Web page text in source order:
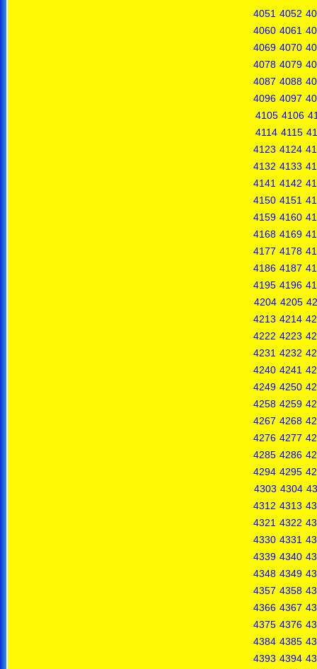
4051 4052
4060 4061
4069 4070
4078 4079
4087 4088
4096 4097
4105 4106
4114 4115
4123 4124
4132 4133
4141 4142
4150 4151
4159 4160
4168 4169
4177 4178
4186 4187
4195 4196
4204 4205
4213 4214
4222 4223
4231 4232
4240 4241
4249 4250
4258 4259
4267 4268
4276 4277
4285 4286
4294 4295
4303 4304
4312 4313
4321 4322
4330 4331
4339 4340
4348 4349
4357 4358
4366 4367
4375 4376
4384 4385
4393 4394